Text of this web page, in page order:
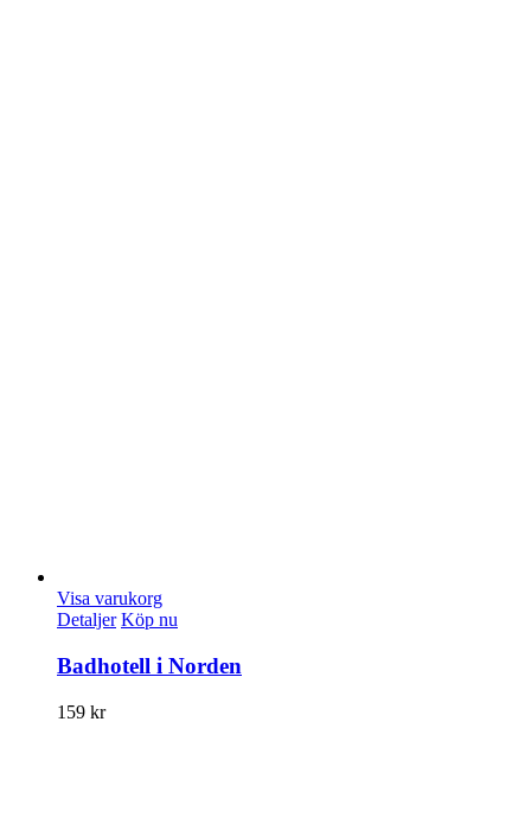
Visa varukorg
Detaljer Köp nu
Badhotell i Norden
159 kr